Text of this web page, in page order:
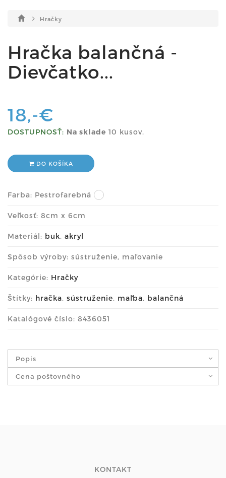
Hračky
Hračka balančná -
Dievčatko...
18,-€
DOSTUPNOSŤ: Na sklade 10 kusov.
DO KOŠÍKA
Farba: Pestrofarebná
Veľkosť: 8cm x 6cm
Materiál: buk, akryl
Spôsob výroby: sústruženie, maľovanie
Kategórie: Hračky
Štítky: hračka, sústruženie, maľba, balančná
Katalógové číslo: 8436051
Popis
Cena poštovného
KONTAKT